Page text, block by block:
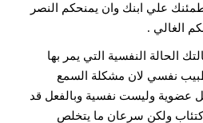
علي ابنك وان يمنحكم النصر
الغالي .
النفسية التي يمر بها
نفسي لان مشكلة السمع
وليست نفسية وبالفعل قد
ولكن سرعان ما يتخلص